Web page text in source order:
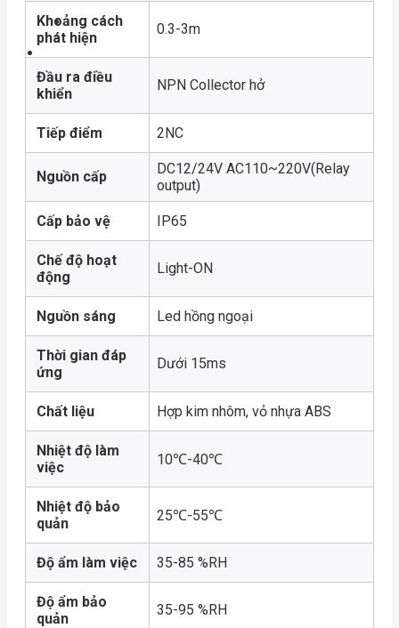
Khoảng cách
phát hiện
0.3-3m
Đầu ra điều
khiển
NPN Collector hở
Tiếp điểm 2NC
Nguồn cấp
DC12/24V AC110~220V(Relay
output)
Cấp bảo vệ IP65
Chế độ hoạt
động
Light-ON
Nguồn sáng Led hồng ngoại
Thời gian đáp
ứng
Dưới 15ms
Chất liệu Hợp kim nhôm, vỏ nhựa ABS
Nhiệt độ làm
việc
10℃-40℃
Nhiệt độ bảo
quản
25℃-55℃
Độ ẩm làm việc 35-85 %RH
Độ ẩm bảo
quản
35-95 %RH